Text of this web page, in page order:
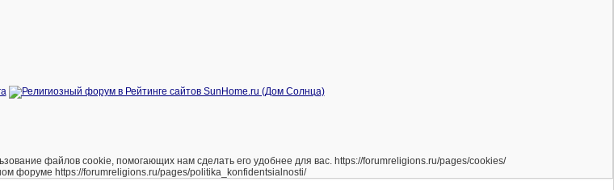
файлов cookie, помогающих нам сделать его удобнее для вас. https://forumreligions.ru/pages/cookies/
форуме https://forumreligions.ru/pages/politika_konfidentsialnosti/